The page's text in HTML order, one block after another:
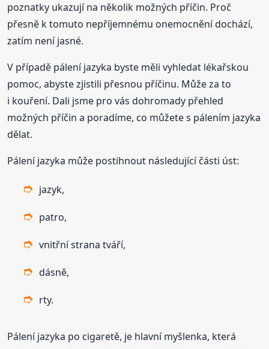
poznatky ukazují na několik možných příčin. Proč
přesně k tomuto nepříjemnému onemocnění dochází,
zatím není jasné.
V případě pálení jazyka byste měli vyhledat lékařskou
pomoc, abyste zjistili přesnou příčinu. Může za to
i kouření. Dali jsme pro vás dohromady přehled
možných příčin a poradíme, co můžete s pálením jazyka
dělat.
Pálení jazyka může postihnout následující části úst:
jazyk,
patro,
vnitřní strana tváří,
dásně,
rty.
Pálení jazyka po cigaretě, je hlavní myšlenka, která